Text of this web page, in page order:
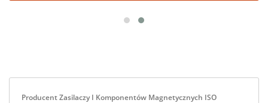
Producent Zasilaczy I Komponentów Magnetycznych ISO